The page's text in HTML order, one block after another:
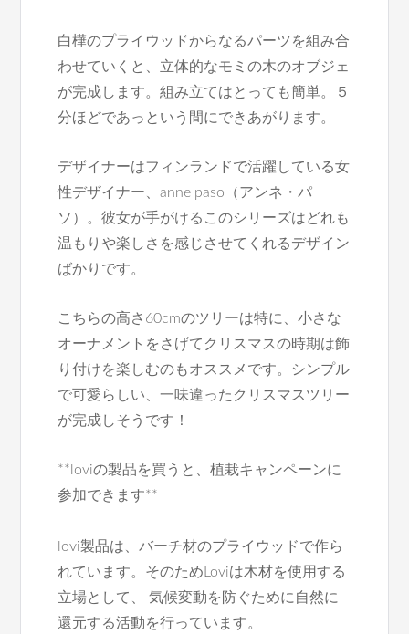
白樺のプライウッドからなるパーツを組み合
わせていくと、立体的なモミの木のオブジェ
が完成します。組み立てはとっても簡単。５
分ほどであっという間にできあがります。
デザイナーはフィンランドで活躍している女
性デザイナー、anne paso（アンネ・パ
ソ）。彼女が手がけるこのシリーズはどれも
温もりや楽しさを感じさせてくれるデザイン
ばかりです。
こちらの高さ60cmのツリーは特に、小さな
オーナメントをさげてクリスマスの時期は飾
り付けを楽しむのもオススメです。シンプル
で可愛らしい、一味違ったクリスマスツリー
が完成しそうです！
**loviの製品を買うと、植栽キャンペーンに
参加できます**
lovi製品は、バーチ材のプライウッドで作ら
れています。そのためLoviは木材を使用する
立場として、 気候変動を防ぐために自然に
還元する活動を行っています。